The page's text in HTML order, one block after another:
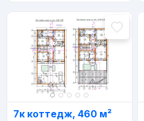
7к коттедж, 460 м²